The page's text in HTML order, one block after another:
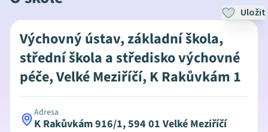
Uložit
Výchovný ústav, základní škola,
střední škola a středisko výchovné
péče, Velké Meziříčí, K Rakůvkám 1
Adresa
K Rakůvkám 916/1, 594 01 Velké Meziříčí